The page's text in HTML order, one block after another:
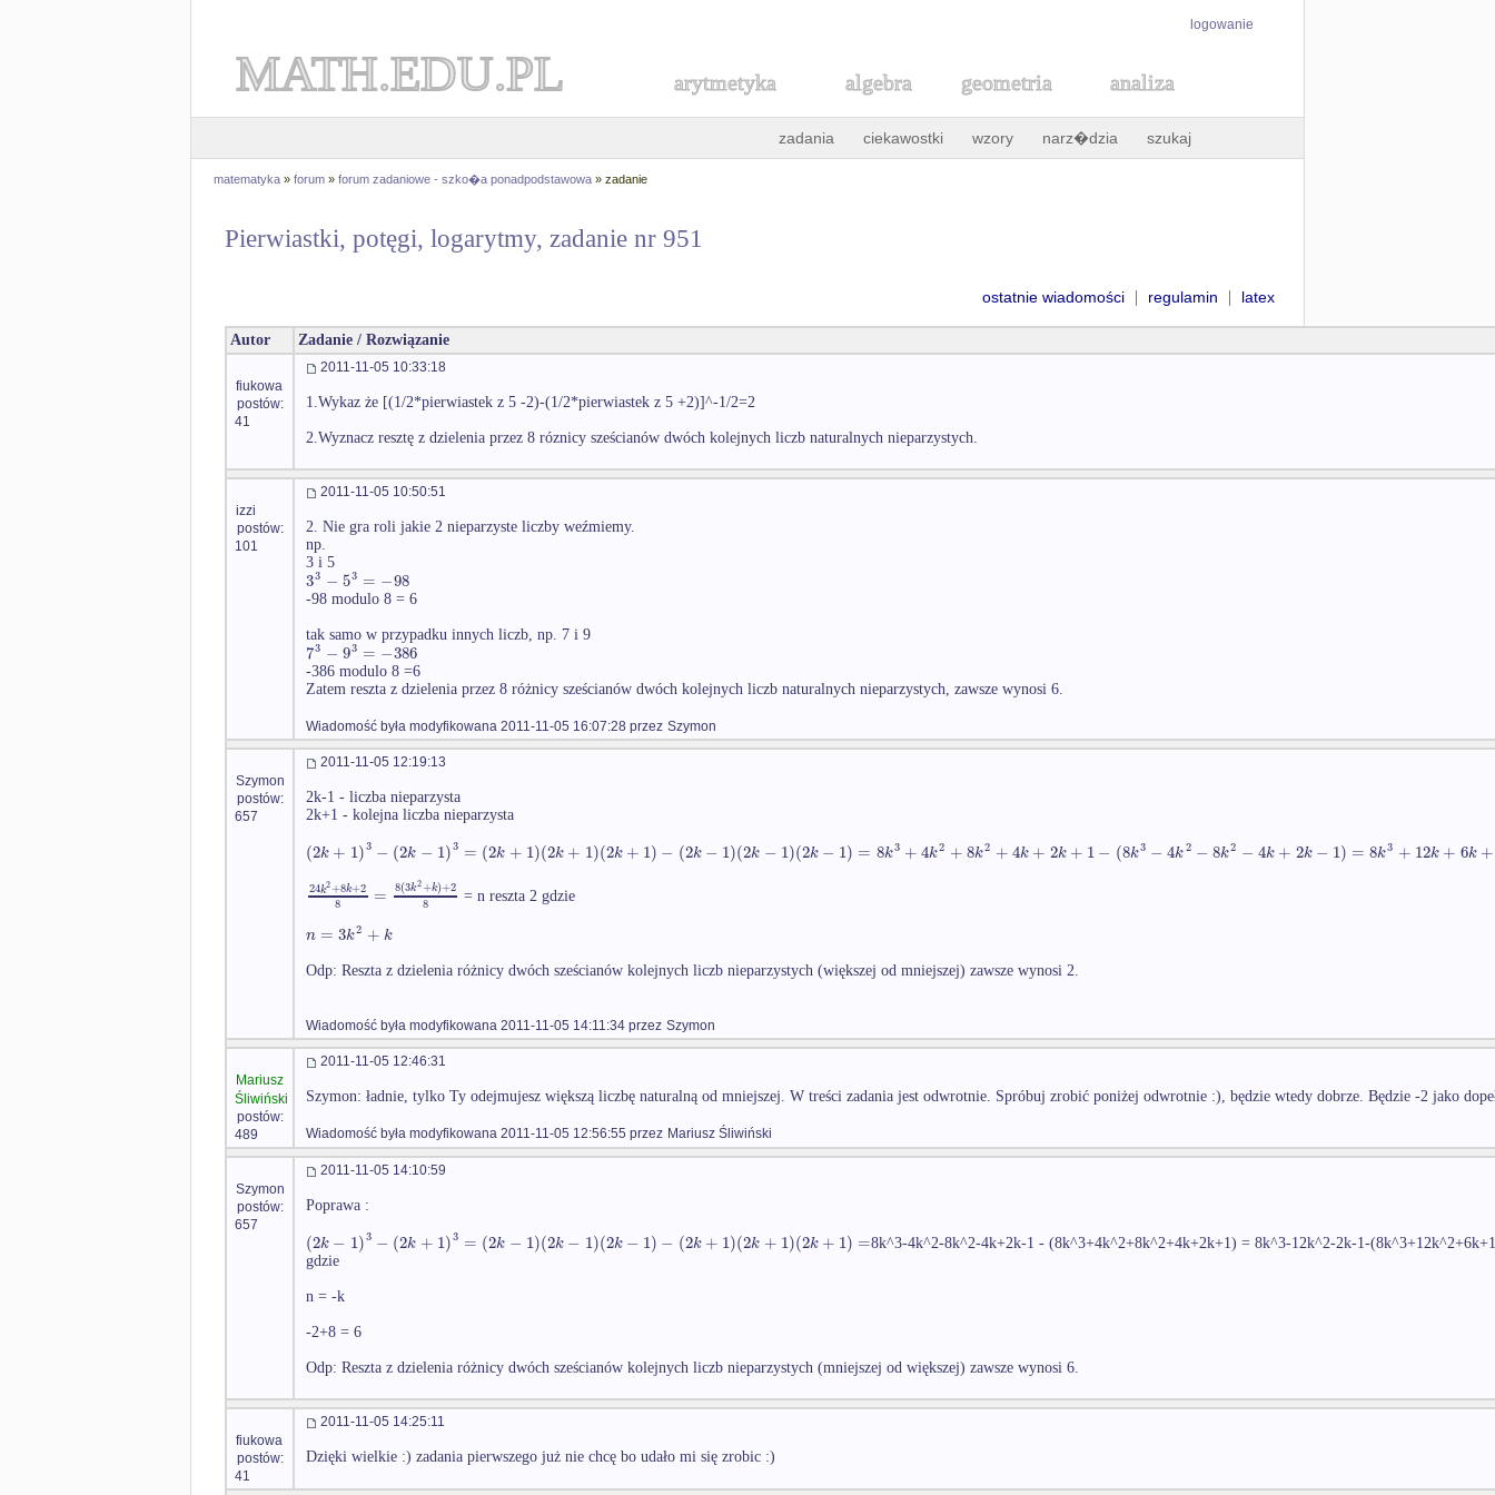
logowanie
MATH.EDU.PL arytmetyka algebra geometria analiza
zadania ciekawostki wzory narz�dzia szukaj
matematyka » forum » forum zadaniowe - szko�a ponadpodstawowa » zadanie
Pierwiastki, potęgi, logarytmy, zadanie nr 951
ostatnie wiadomości | regulamin | latex
Autor Zadanie / Rozwiązanie
fiukowa
postów:
41
2011-11-05 10:33:18
1.Wykaz że [(1/2*pierwiastek z 5 -2)-(1/2*pierwiastek z 5 +2)]^-1/2=2
2.Wyznacz resztę z dzielenia przez 8 róznicy sześcianów dwóch kolejnych liczb naturalnych nieparzystych.
izzi
postów:
101
2011-11-05 10:50:51
2. Nie gra roli jakie 2 nieparzyste liczby weźmiemy.
np.
3 i 5
33 − 53 = −98
-98 modulo 8 = 6
tak samo w przypadku innych liczb, np. 7 i 9
73 − 93 = −386
-386 modulo 8 =6
Zatem reszta z dzielenia przez 8 różnicy sześcianów dwóch kolejnych liczb naturalnych nieparzystych, zawsze wynosi 6.
Wiadomość była modyfikowana 2011-11-05 16:07:28 przez Szymon
Szymon
postów:
657
2011-11-05 12:19:13
2k-1 - liczba nieparzysta
2k+1 - kolejna liczba nieparzysta
(2k+ 1)3 − (2k − 1)3 = (2k + 1)(2k+ 1)(2k + 1) − (2k − 1)(2k − 1)(2k − 1) = 8k3 +4k2 +8k2 +4k+ 2k + 1− (8k3 − 4k2 − 8k2 − 4k+ 2k − 1) = 8k3 + 12k+ 6k +
24k2+8k+2
8 = 8(3k2+k)+2
8
= n reszta 2 gdzie
n = 3k2 +k
Odp: Reszta z dzielenia różnicy dwóch sześcianów kolejnych liczb nieparzystych (większej od mniejszej) zawsze wynosi 2.
Wiadomość była modyfikowana 2011-11-05 14:11:34 przez Szymon
Mariusz
Śliwiński
postów:
489
2011-11-05 12:46:31
Szymon: ładnie, tylko Ty odejmujesz większą liczbę naturalną od mniejszej. W treści zadania jest odwrotnie. Spróbuj zrobić poniżej odwrotnie :), będzie wtedy dobrze. Będzie -2 jako
Wiadomość była modyfikowana 2011-11-05 12:56:55 przez Mariusz Śliwiński
Szymon
postów:
657
2011-11-05 14:10:59
Poprawa :
(2k− 1)3 − (2k + 1)3 = (2k − 1)(2k− 1)(2k − 1) − (2k + 1)(2k + 1)(2k + 1) =8k^3-4k^2-8k^2-4k+2k-1 - (8k^3+4k^2+8k^2+4k+2k+1) = 8k^3-12k^2-2k-1-
gdzie
n = -k
-2+8 = 6
Odp: Reszta z dzielenia różnicy dwóch sześcianów kolejnych liczb nieparzystych (mniejszej od większej) zawsze wynosi 6.
fiukowa
postów:
41
2011-11-05 14:25:11
Dzięki wielkie :) zadania pierwszego już nie chcę bo udało mi się zrobic :)